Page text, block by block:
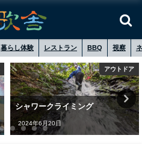
暮らし体験 レストラン BBQ 視察
アウトドア
シャワークライミング
2024年6月20日